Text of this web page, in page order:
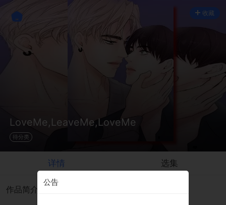
LoveMe,LeaveMe,LoveMe
待分类
收藏
详情 选集
作品简介
公告